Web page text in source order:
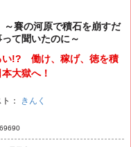
～賽の河原で積石を崩すだ
て聞いたのに～
い!? 働け、稼げ、徳を積
大獄へ！
： きんく